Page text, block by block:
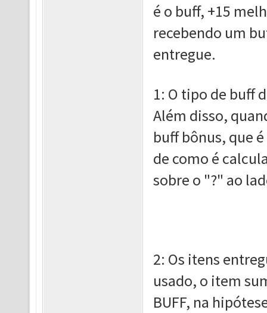
é o buff, +15
recebendo um
entregue.
1: O tipo de buff
Além disso,
buff bônus, que
de como é
sobre o "?" ao
2: Os itens
usado, o item
BUFF, na